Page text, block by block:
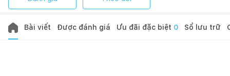
Bài viết Được đánh giá Ưu đãi đặc biệt 0 Sổ lưu trữ